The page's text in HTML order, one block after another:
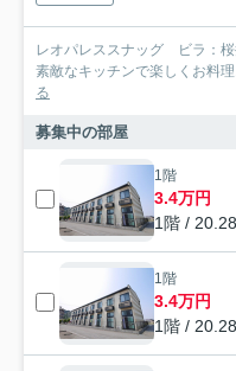
レオパレススナッグ ビラ：
素敵なキッチンで楽しくお料
る
募集中の部屋
1階
3.4万円
1階 /
1階
3.4万円
1階 /